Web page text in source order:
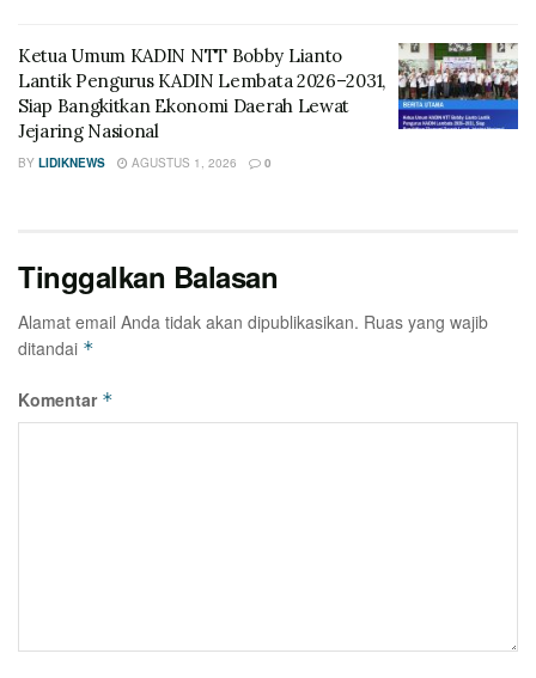
Ketua Umum KADIN NTT Bobby Lianto
Lantik Pengurus KADIN Lembata 2026–2031,
Siap Bangkitkan Ekonomi Daerah Lewat
Jejaring Nasional
BY LIDIKNEWS AGUSTUS 1, 2026 0
Tinggalkan Balasan
Alamat email Anda tidak akan dipublikasikan. Ruas yang wajib
ditandai *
Komentar *